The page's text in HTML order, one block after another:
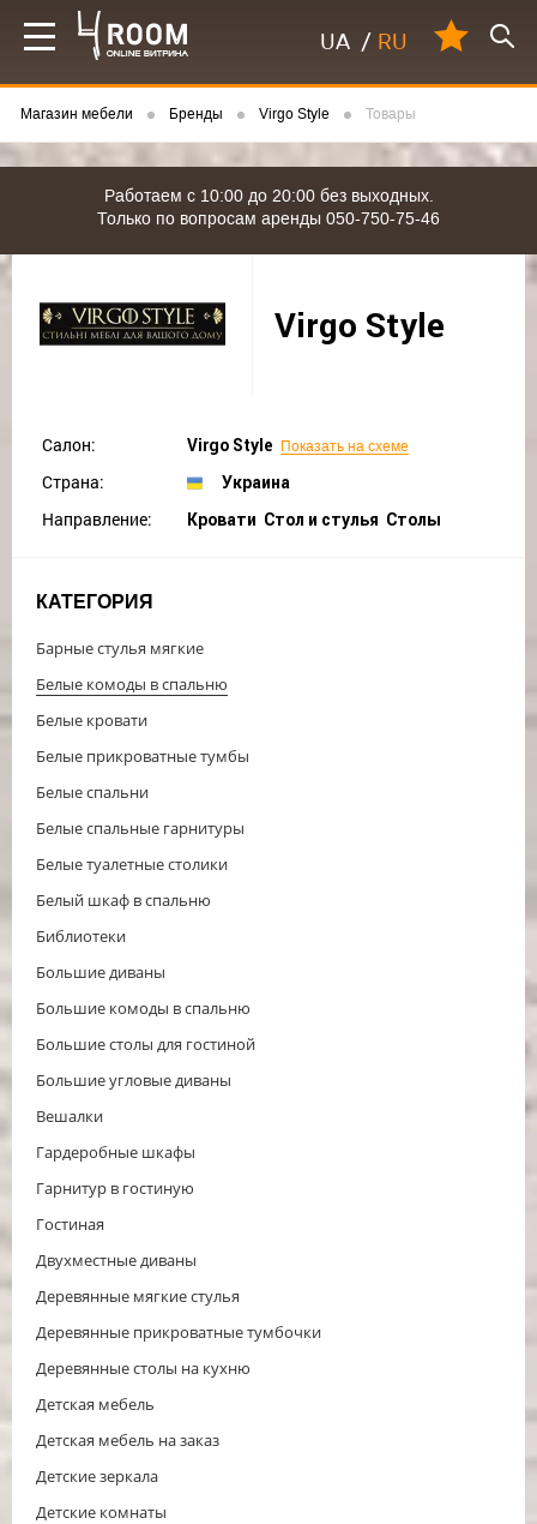
UA / RU
Магазин мебели Бренды Virgo Style Товары
Работаем с 10:00 до 20:00 без выходных.
Только по вопросам аренды 050-750-75-46
Virgo Style
Салон: Virgo Style Показать на схеме
Страна: Украина
Направление: Кровати Стол и стулья Столы
КАТЕГОРИЯ
Барные стулья мягкие
Белые комоды в спальню
Белые кровати
Белые прикроватные тумбы
Белые спальни
Белые спальные гарнитуры
Белые туалетные столики
Белый шкаф в спальню
Библиотеки
Большие диваны
Большие комоды в спальню
Большие столы для гостиной
Большие угловые диваны
Вешалки
Гардеробные шкафы
Гарнитур в гостиную
Гостиная
Двухместные диваны
Деревянные мягкие стулья
Деревянные прикроватные тумбочки
Деревянные столы на кухню
Детская мебель
Детская мебель на заказ
Детские зеркала
Детские комнаты